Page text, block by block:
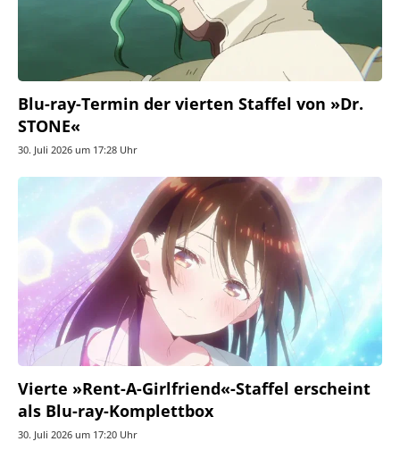
Blu-ray-Termin der vierten Staffel von »Dr.
STONE«
30. Juli 2026 um 17:28 Uhr
Vierte »Rent-A-Girlfriend«-Staffel erscheint
als Blu-ray-Komplettbox
30. Juli 2026 um 17:20 Uhr